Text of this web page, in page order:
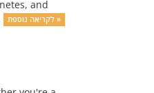
and
לקריאה נוספת »